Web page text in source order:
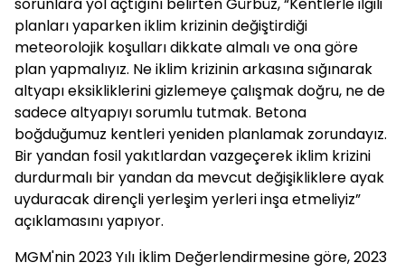
planları yaparken iklim krizinin değiştirdiği
meteorolojik koşulları dikkate almalı ve ona göre
plan yapmalıyız. Ne iklim krizinin arkasına sığınarak
altyapı eksikliklerini gizlemeye çalışmak doğru, ne de
sadece altyapıyı sorumlu tutmak. Betona
boğduğumuz kentleri yeniden planlamak zorundayız.
Bir yandan fosil yakıtlardan vazgeçerek iklim krizini
durdurmalı bir yandan da mevcut değişikliklere ayak
uyduracak dirençli yerleşim yerleri inşa etmeliyiz”
açıklamasını yapıyor.
MGM'nin 2023 Yılı İklim Değerlendirmesine göre, 2023